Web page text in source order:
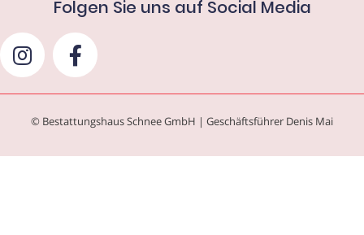
Folgen Sie uns auf Social Media
© Bestattungshaus Schnee GmbH | Geschäftsführer Denis Mai